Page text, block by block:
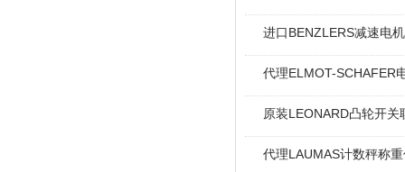
进口BENZLERS减速电
代理ELMOT-SCHAFER
原装LEONARD凸轮开关
代理LAUMAS计数秤称